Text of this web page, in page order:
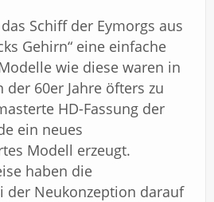
Schiff der Eymorgs aus
Gehirn“ eine einfache
wie diese waren in
der 60er Jahre öfters zu
HD-Fassung der
ein neues
Modell erzeugt.
haben die
der Neukonzeption darauf